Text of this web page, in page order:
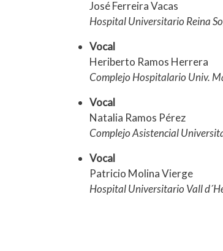
José Ferreira Vacas
Hospital Universitario Reina
Vocal
Heriberto Ramos Herrera
Complejo Hospitalario Univ.
Vocal
Natalia Ramos Pérez
Complejo Asistencial
Vocal
Patricio Molina Vierge
Hospital Universitario Vall